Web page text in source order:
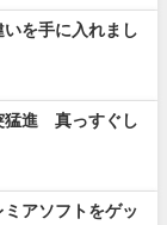
を手に入れまし
猛進 真っすぐし
アソフトをゲッ